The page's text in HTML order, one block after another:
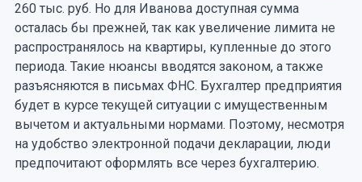
260 тыс. руб. Но для Иванова доступная сумма
осталась бы прежней, так как увеличение лимита не
распространялось на квартиры, купленные до этого
периода. Такие нюансы вводятся законом, а также
разъясняются в письмах ФНС. Бухгалтер предприятия
будет в курсе текущей ситуации с имущественным
вычетом и актуальными нормами. Поэтому, несмотря
на удобство электронной подачи декларации, люди
предпочитают оформлять все через бухгалтерию.